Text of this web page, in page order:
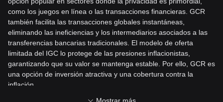
como los juegos en línea o las transacciones financieras. GCR
también facilita las transacciones globales instantáneas,
eliminando las ineficiencias y los intermediarios asociados a las
transferencias bancarias tradicionales. El modelo de oferta
limitada del IGC lo protege de las presiones inflacionistas,
garantizando que su valor se mantenga estable. Por ello, GCR es
una opción de inversión atractiva y una cobertura contra la
inflación.